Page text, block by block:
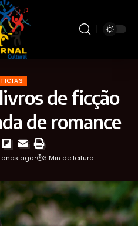
de ficção
de romance
anos ago 3 Min de leitura